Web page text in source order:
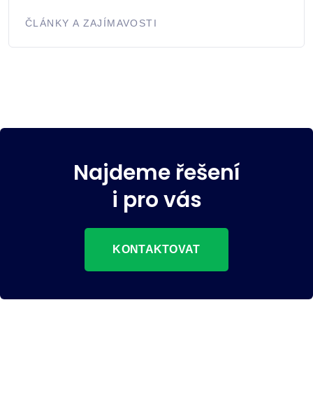
ČLÁNKY A ZAJÍMAVOSTI
Najdeme řešení
i pro vás
KONTAKTOVAT